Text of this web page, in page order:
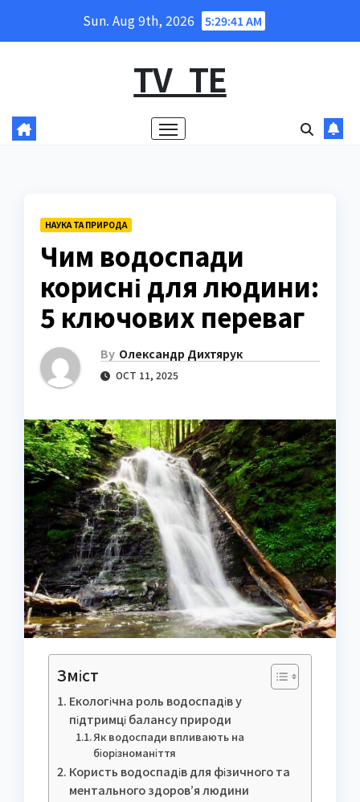
Sun. Aug 9th, 2026 5:29:42 AM
TV_TE
НАУКА ТА ПРИРОДА
Чим водоспади
корисні для людини:
5 ключових переваг
By Олександр Дихтярук
OCT 11, 2025
Зміст
Екологічна роль водоспадів у
підтримці балансу природи
Як водоспади впливають на
біорізноманіття
Користь водоспадів для фізичного та
ментального здоров’я людини